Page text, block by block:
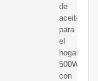
de
aceite
para
el
hogar
500W
con